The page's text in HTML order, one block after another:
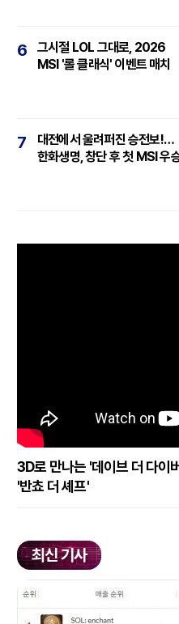
6
그시절 LOL 그대로, 2026
MSI '롤 클래식' 이벤트 매치
7
대전에서 울려퍼진 승전보!…
한화생명, 창단 후 첫 MSI 우
3D로 만나는 '데이브 더 다이
'반쵸 더 셰프'
최신 기사